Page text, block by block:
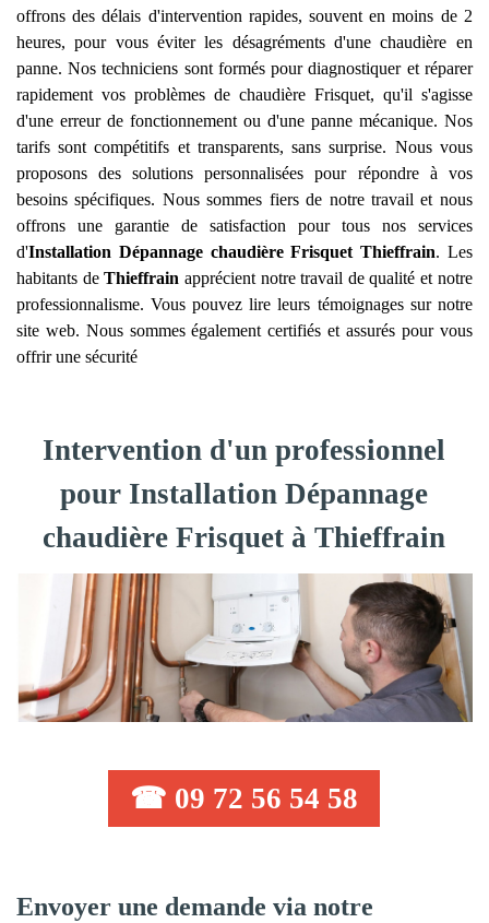
offrons des délais d'intervention rapides, souvent en moins de 2
heures, pour vous éviter les désagréments d'une chaudière en
panne. Nos techniciens sont formés pour diagnostiquer et réparer
rapidement vos problèmes de chaudière Frisquet, qu'il s'agisse
d'une erreur de fonctionnement ou d'une panne mécanique. Nos
tarifs sont compétitifs et transparents, sans surprise. Nous vous
proposons des solutions personnalisées pour répondre à vos
besoins spécifiques. Nous sommes fiers de notre travail et nous
offrons une garantie de satisfaction pour tous nos services
d'Installation Dépannage chaudière Frisquet Thieffrain. Les
habitants deThieffrain apprécient notre travail de qualité et notre
professionnalisme. Vous pouvez lire leurs témoignages sur notre
site web. Nous sommes également certifiés et assurés pour vous
offrir une sécurité
Intervention d'un professionnel
pour Installation Dépannage
chaudière Frisquet à Thieffrain
☎ 09 72 56 54 58
Envoyer une demande via notre